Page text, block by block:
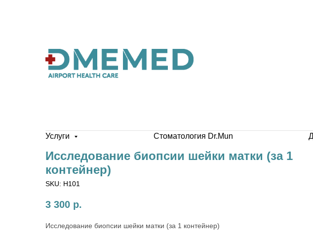
Услуги Стоматология Dr.Mun
Исследование биопсии шейки матки (за 1
контейнер)
SKU: H101
3 300 р.
Исследование биопсии шейки матки (за 1 контейнер)